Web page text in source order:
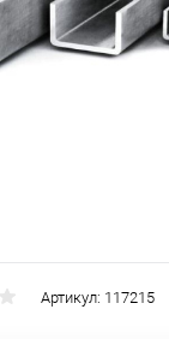
Артикул: 117215